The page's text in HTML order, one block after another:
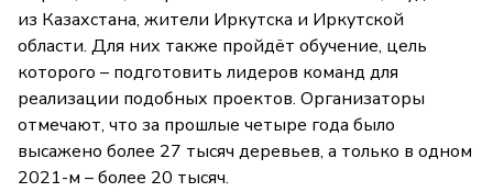
из Казахстана, жители Иркутска и Иркутской
области. Для них также пройдёт обучение, цель
которого – подготовить лидеров команд для
реализации подобных проектов. Организаторы
отмечают, что за прошлые четыре года было
высажено более 27 тысяч деревьев, а только в одном
2021-м – более 20 тысяч.